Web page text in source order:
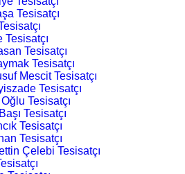
Tesisatçı
Tesisatçı
Tesisatçı
Tesisatçı
Mescit Tesisatçı
Tesisatçı
Tesisatçı
Tesisatçı
Tesisatçı
Tesisatçı
Çelebi Tesisatçı